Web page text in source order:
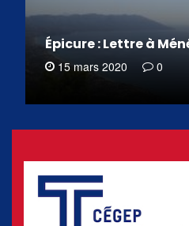
Épicure : Lettre à
15 mars 2020 0